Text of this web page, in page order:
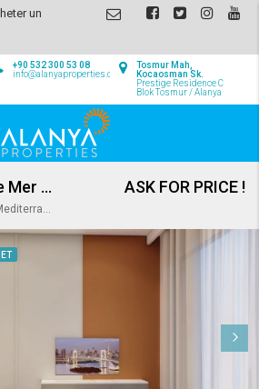
un
Tosmur Mah,
Kocaosman Sk.
Prestige Residence C
Blok Tosmur / Alanya
+90 532 300 53 08
info@alanyaproperties.com
Appartements Vue Mer et Montagnes à Avsallar
Avsallar, Alanya, Antalya, Mediterranean Region, Turkey
ASK FOR PRICE !